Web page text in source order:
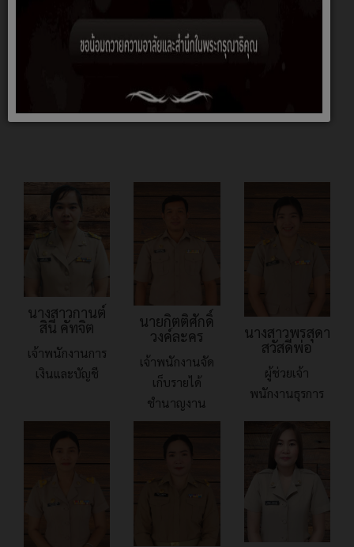
รักษาราชการแทน
ผู้อำนวยการกองค
ส่วนตำบลก้าน
เหลือง
นางสาวกานต์
สินี คัทจิต
เจ้าพนักงานการ
เงินและบัญชี
นายกิตติศักดิ์
วงค์ละคร
เจ้าพนักงานจัด
เก็บรายได้
ชำนาญงาน
นางสาวพรสุดา
สวัสดีพ่อ
ผู้ช่วยเจ้า
พนักงานธุรการ